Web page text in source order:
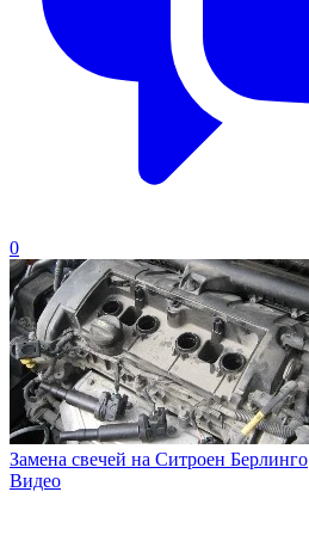
0
Замена свечей на Ситроен Берлинго
Видео